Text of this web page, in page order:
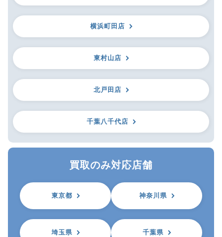
横浜町田店
東村山店
北戸田店
千葉八千代店
買取のみ対応店舗
東京都 神奈川県
埼玉県 千葉県